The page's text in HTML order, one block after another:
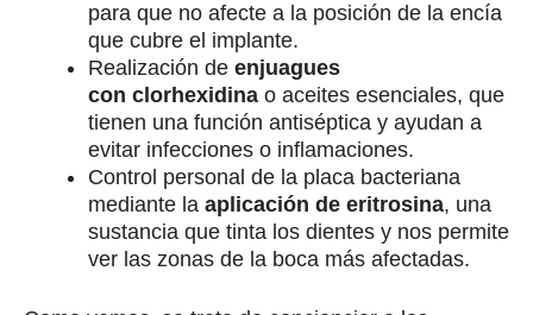
para que no afecte a la posición de la encía
que cubre el implante.
Realización de enjuagues
con clorhexidina o aceites esenciales, que
tienen una función antiséptica y ayudan a
evitar infecciones o inflamaciones.
Control personal de la placa bacteriana
mediante la aplicación de eritrosina, una
sustancia que tinta los dientes y nos permite
ver las zonas de la boca más afectadas.